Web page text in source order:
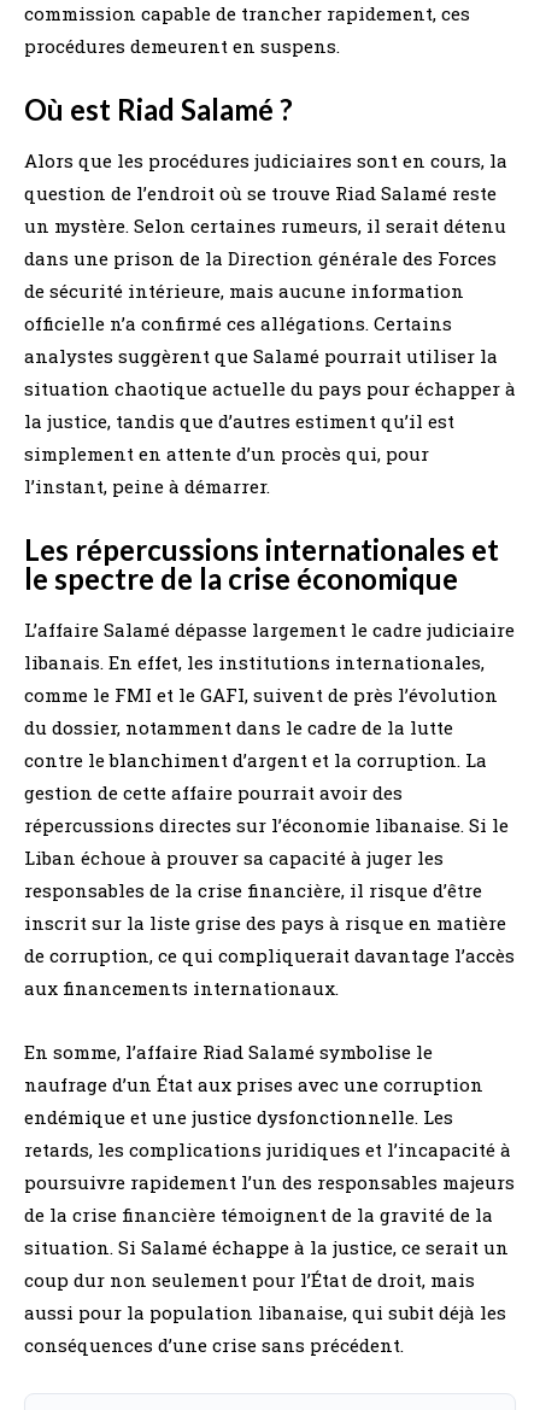
commission capable de trancher rapidement, ces
procédures demeurent en suspens.
Où est Riad Salamé ?
Alors que les procédures judiciaires sont en cours, la
question de l’endroit où se trouve Riad Salamé reste
un mystère. Selon certaines rumeurs, il serait détenu
dans une prison de la Direction générale des Forces
de sécurité intérieure, mais aucune information
officielle n’a confirmé ces allégations. Certains
analystes suggèrent que Salamé pourrait utiliser la
situation chaotique actuelle du pays pour échapper à
la justice, tandis que d’autres estiment qu’il est
simplement en attente d’un procès qui, pour
l’instant, peine à démarrer.
Les répercussions internationales et
le spectre de la crise économique
L’affaire Salamé dépasse largement le cadre judiciaire
libanais. En effet, les institutions internationales,
comme le FMI et le GAFI, suivent de près l’évolution
du dossier, notamment dans le cadre de la lutte
contre le blanchiment d’argent et la corruption. La
gestion de cette affaire pourrait avoir des
répercussions directes sur l’économie libanaise. Si le
Liban échoue à prouver sa capacité à juger les
responsables de la crise financière, il risque d’être
inscrit sur la liste grise des pays à risque en matière
de corruption, ce qui compliquerait davantage l’accès
aux financements internationaux.
En somme, l’affaire Riad Salamé symbolise le
naufrage d’un État aux prises avec une corruption
endémique et une justice dysfonctionnelle. Les
retards, les complications juridiques et l’incapacité à
poursuivre rapidement l’un des responsables majeurs
de la crise financière témoignent de la gravité de la
situation. Si Salamé échappe à la justice, ce serait un
coup dur non seulement pour l’État de droit, mais
aussi pour la population libanaise, qui subit déjà les
conséquences d’une crise sans précédent.